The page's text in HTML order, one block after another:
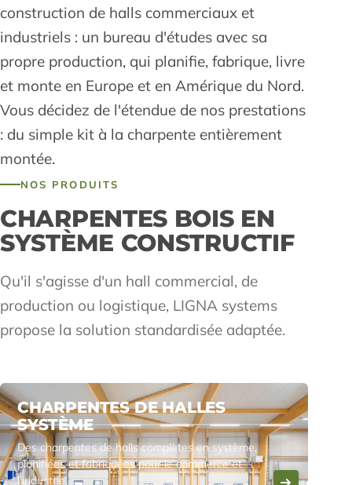
construction de halls commerciaux et
industriels : un bureau d'études avec sa
propre production, qui planifie, fabrique, livre
et monte en Europe et en Amérique du Nord.
Vous décidez de l'étendue de nos prestations
: du simple kit à la charpente entièrement
montée.
NOS PRODUITS
CHARPENTES BOIS EN
SYSTÈME CONSTRUCTIF
Qu'il s'agisse d'un hall commercial, de
production ou logistique, LIGNA systems
propose la solution standardisée adaptée.
CHARPENTES DE HALLES
SYSTÈME
Des charpentes de halls complètes en système,
planifiées et fabriquées pour le commerce et
l'industrie.